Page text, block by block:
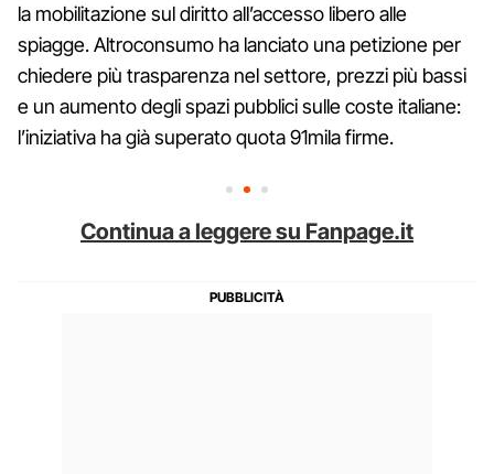
la mobilitazione sul diritto all’accesso libero alle
spiagge. Altroconsumo ha lanciato una petizione per
chiedere più trasparenza nel settore, prezzi più bassi
e un aumento degli spazi pubblici sulle coste italiane:
l’iniziativa ha già superato quota 91mila firme.
Continua a leggere su Fanpage.it